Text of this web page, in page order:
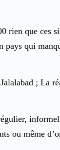
rien que
qui
; La
ou même